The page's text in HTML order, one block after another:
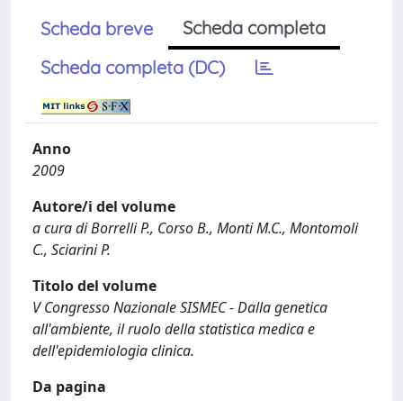
Scheda breve
Scheda completa
Scheda completa (DC)
Anno
2009
Autore/i del volume
a cura di Borrelli P., Corso B., Monti M.C., Montomoli
C., Sciarini P.
Titolo del volume
V Congresso Nazionale SISMEC - Dalla genetica
all'ambiente, il ruolo della statistica medica e
dell'epidemiologia clinica.
Da pagina